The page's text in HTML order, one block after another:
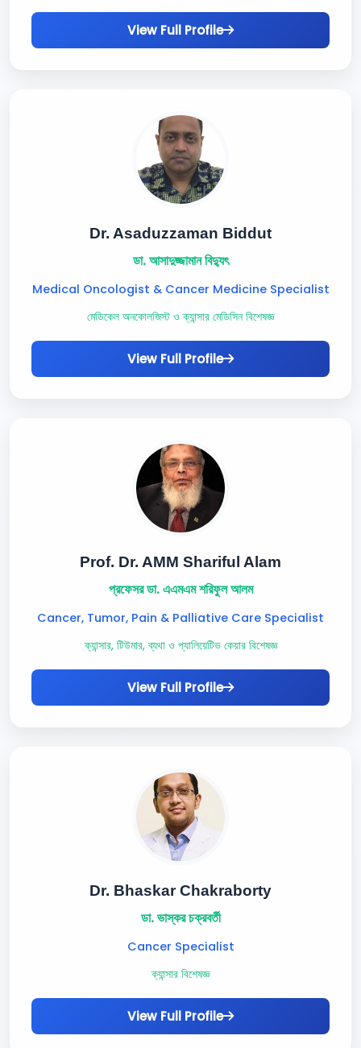
View Full Profile
Dr. Asaduzzaman Biddut
ডা. আসাদুজ্জামান বিদ্যুৎ
Medical Oncologist & Cancer Medicine Specialist
মেডিকেল অনকোলজিস্ট ও ক্যান্সার মেডিসিন বিশেষজ্ঞ
View Full Profile
Prof. Dr. AMM Shariful Alam
প্রফেসর ডা. এএমএম শরিফুল আলম
Cancer, Tumor, Pain & Palliative Care Specialist
ক্যান্সার, টিউমার, ব্যথা ও প্যালিয়েটিভ কেয়ার বিশেষজ্ঞ
View Full Profile
Dr. Bhaskar Chakraborty
ডা. ভাস্কর চক্রবর্তী
Cancer Specialist
ক্যান্সার বিশেষজ্ঞ
View Full Profile